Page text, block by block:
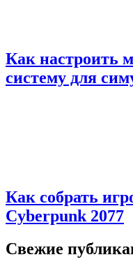
Как настроить
систему для
Как собрать
Cyberpunk 2077
Свежие